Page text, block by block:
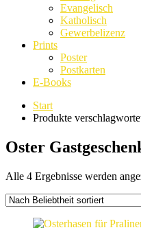
Evangelisch
Katholisch
Gewerbelizenz
Prints
Poster
Postkarten
E-Books
Start
Produkte
Oster
Alle 4 Ergebnisse werden